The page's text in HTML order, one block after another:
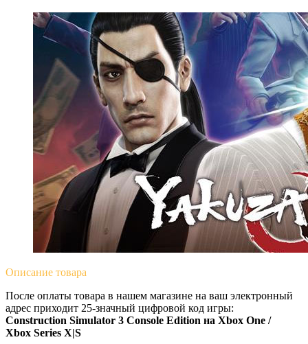
Описание товара
После оплаты товара в нашем магазине на ваш электронный
адрес приходит 25-значный цифровой код игры:
Construction Simulator 3 Console Edition на Xbox One /
Xbox Series X|S